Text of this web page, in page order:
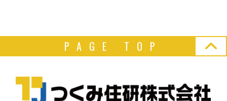
PAGE TOP